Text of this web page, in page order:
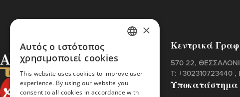
Κεντρικά
570 22,
Τ: +302310723440 ,
Υποκατάστημα
×
Αυτός ο ιστότοπος
χρησιμοποιεί cookies
This website uses cookies to improve user
experience. By using our website you
consent to all cookies in accordance with